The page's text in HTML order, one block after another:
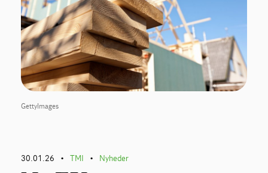
GettyImages
30.01.26 • TMI • Nyheder